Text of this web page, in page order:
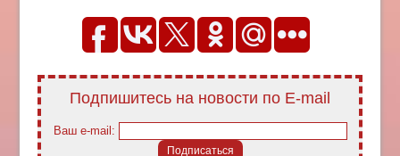
Подпишитесь на новости по E-mail
Ваш e-mail: